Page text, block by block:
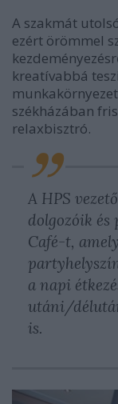
A szakmát
ezért örömmel
kreatívabbá
székházában
relaxbisztró.
A HPS
dolgozóik és
Café-t,
a napi
utáni/
is.